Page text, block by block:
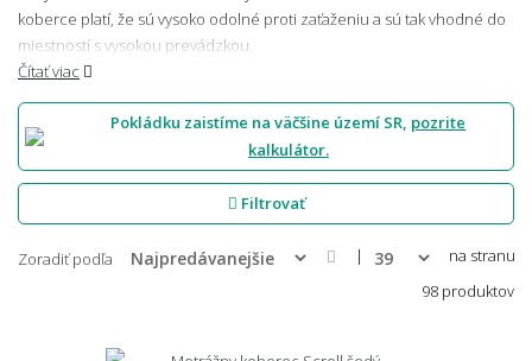
koberce platí, že sú vysoko odolné proti zaťaženiu a sú tak vhodné do
miestností s vysokou prevádzkou.
Čítať viac
Pokládku zaistíme na väčšine území SR, pozrite
kalkulátor.
Filtrovať
Zoradiť podľa |
na stranu
98 produktov